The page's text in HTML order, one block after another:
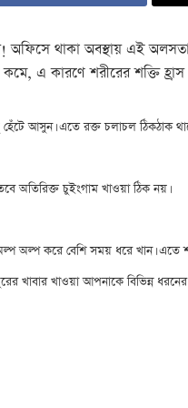
থাকা অবস্থায় এই
কমে, এ কারণে শরীরের
আসুন। এতে রক্ত চলাচল ঠিকঠাক
অতিরিক্ত চুইংগাম খাওয়া ঠিক নয়।
অল্প অল্প করে বেশি সময় ধরে খান।
খাবার খাওয়া আপনাকে বিভিন্ন ধরনের